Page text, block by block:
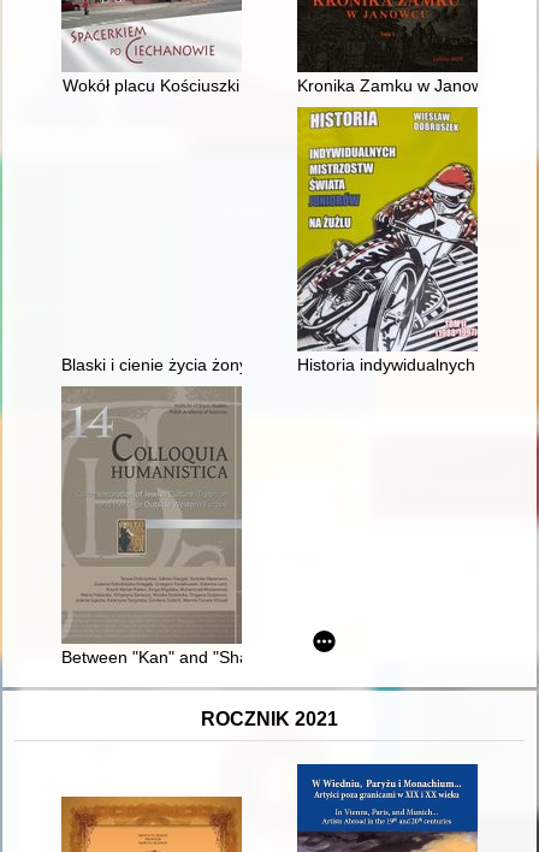
Wokół placu Kościuszki Kronika Zamku w Janowcu. T. 1
Blaski i cienie życia żony uczonego..." : o emancypacji,
Historia indywidualnych
Between "Kan" and "Sham" : commemorative materiality of
ROCZNIK 2021